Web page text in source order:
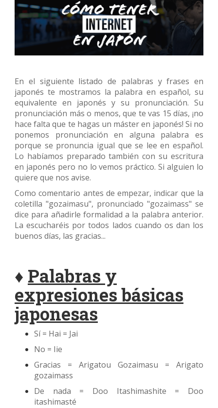
En el siguiente listado de palabras y frases en
japonés te mostramos la palabra en español, su
equivalente en japonés y su pronunciación. Su
pronunciación más o menos, que te vas 15 días, ¡no
hace falta que te hagas un máster en japonés! Si no
ponemos pronunciación en alguna palabra es
porque se pronuncia igual que se lee en español.
Lo habíamos preparado también con su escritura
en japonés pero no lo vemos práctico. Si alguien lo
quiere que nos avise.
Como comentario antes de empezar, indicar que la
coletilla "gozaimasu", pronunciado "gozaimass" se
dice para añadirle formalidad a la palabra anterior.
La escucharéis por todos lados cuando os dan los
buenos días, las gracias...
♦ Palabras y
expresiones básicas
japonesas
Sí = Hai = Jai
No = Iie
Gracias = Arigatou Gozaimasu = Arigato
gozaimass
De nada = Doo Itashimashite = Doo
itashimasté